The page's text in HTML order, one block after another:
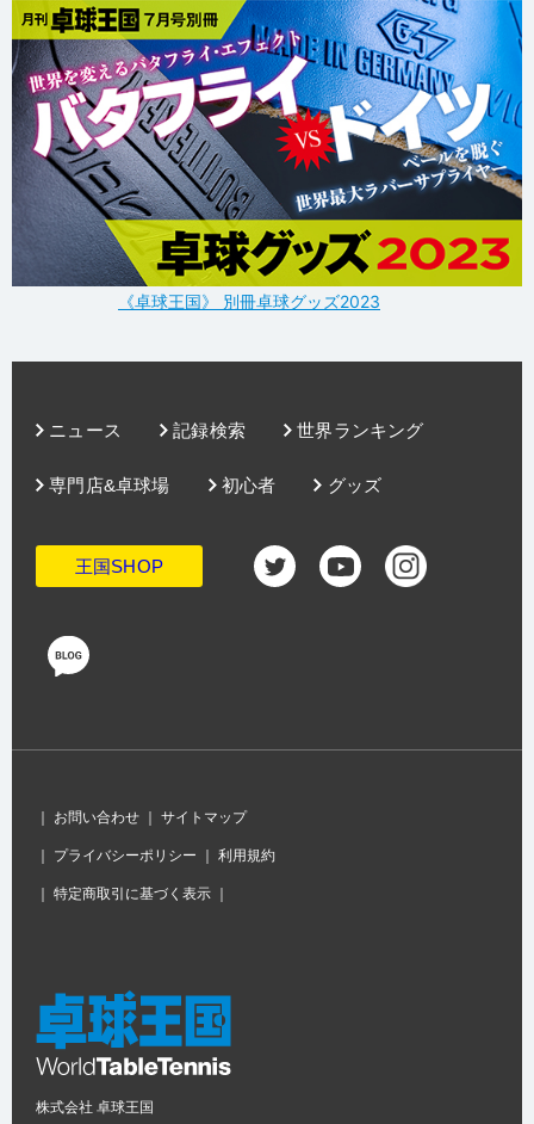
《卓球王国》 別冊卓球グッズ2023
ニュース 記録検索 世界ランキング
グッズ
専門店&卓球場 初心者
王国SHOP
｜ お問い合わせ ｜ サイトマップ
｜ プライバシーポリシー ｜ 利用規約
｜ 特定商取引に基づく表示 ｜
株式会社 卓球王国